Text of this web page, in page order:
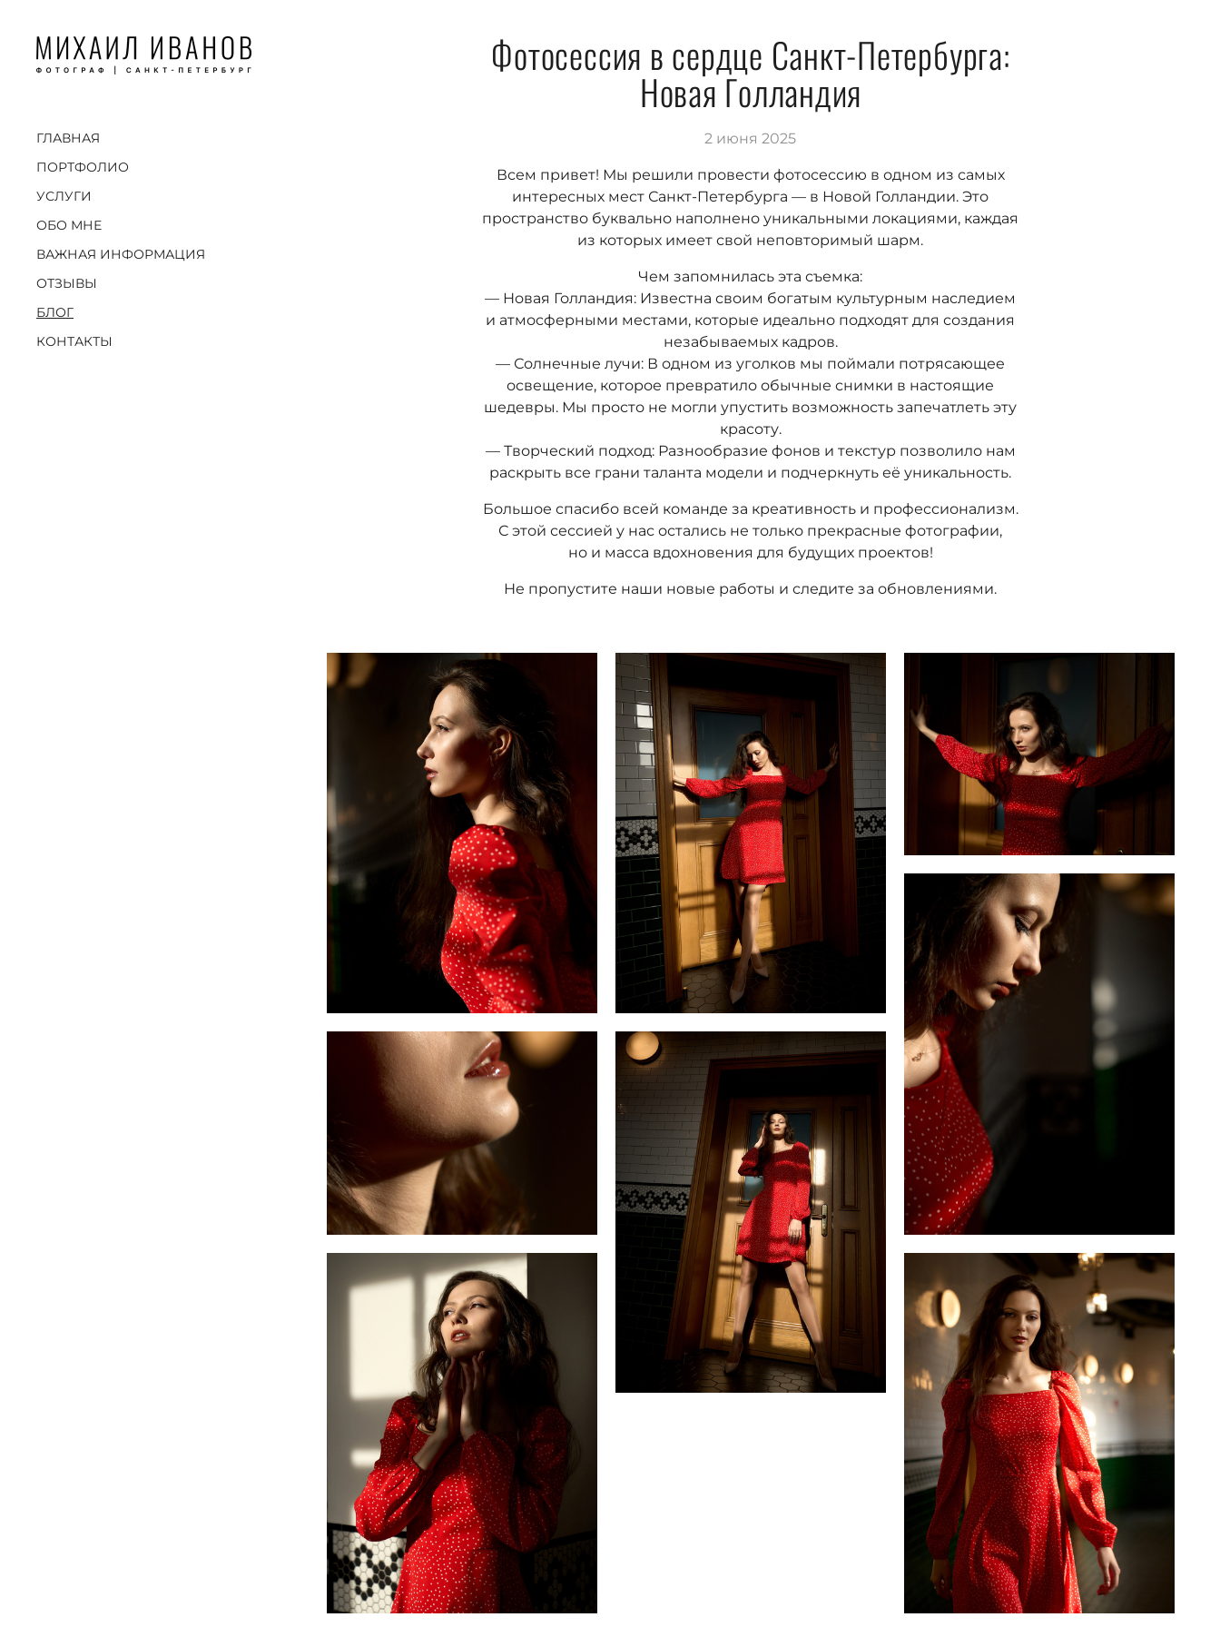
ГЛАВНАЯ
ПОРТФОЛИО
УСЛУГИ
ОБО МНЕ
ВАЖНАЯ ИНФОРМАЦИЯ
ОТЗЫВЫ
БЛОГ
КОНТАКТЫ
Фотосессия в сердце Санкт-Петербурга:
Новая Голландия
2 июня 2025
Всем привет! Мы решили провести фотосессию в одном из самых
интересных мест Санкт-Петербурга — в Новой Голландии. Это
пространство буквально наполнено уникальными локациями, каждая
из которых имеет свой неповторимый шарм.
Чем запомнилась эта съемка:
— Новая Голландия: Известна своим богатым культурным наследием
и атмосферными местами, которые идеально подходят для создания
незабываемых кадров.
— Солнечные лучи: В одном из уголков мы поймали потрясающее
освещение, которое превратило обычные снимки в настоящие
шедевры. Мы просто не могли упустить возможность запечатлеть эту
красоту.
— Творческий подход: Разнообразие фонов и текстур позволило нам
раскрыть все грани таланта модели и подчеркнуть её уникальность.
Большое спасибо всей команде за креативность и профессионализм.
С этой сессией у нас остались не только прекрасные фотографии,
но и масса вдохновения для будущих проектов!
Не пропустите наши новые работы и следите за обновлениями.